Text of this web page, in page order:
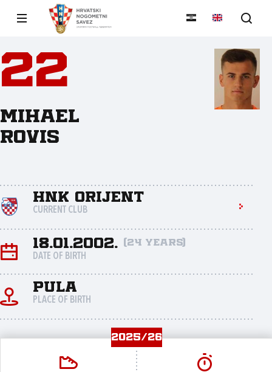
22
Mihael
Rovis
HNK Orijent
CURRENT CLUB
18.01.2002. (24 years)
DATE OF BIRTH
Pula
PLACE OF BIRTH
2025/26